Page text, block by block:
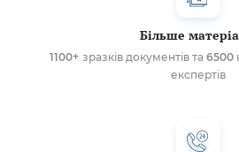
Більше
1100+ зразків документів та 6500
експертів